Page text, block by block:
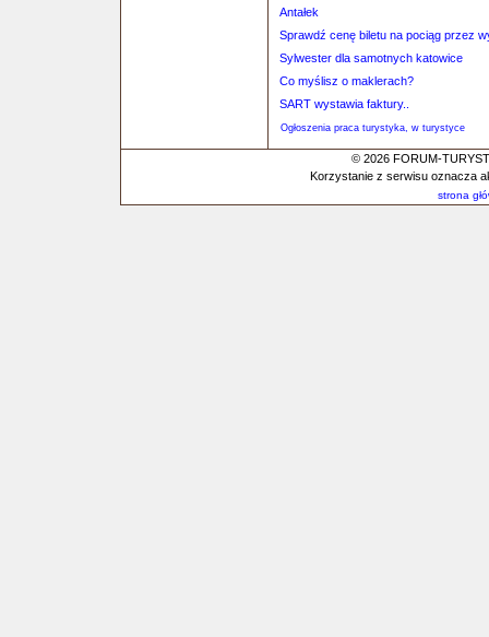
Antałek
Sprawdź cenę biletu na pociąg przez
Sylwester dla samotnych katowice
Co myślisz o maklerach?
SART wystawia faktury..
Ogłoszenia praca turystyka, w turystyce
© 2026 FORUM-
Korzystanie z serwisu oznacza
strona